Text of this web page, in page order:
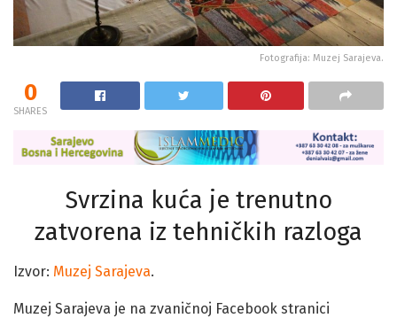
Fotografija: Muzej Sarajeva.
0
SHARES
Svrzina kuća je trenutno
zatvorena iz tehničkih razloga
Izvor: Muzej Sarajeva.
Muzej Sarajeva je na zvaničnoj Facebook stranici